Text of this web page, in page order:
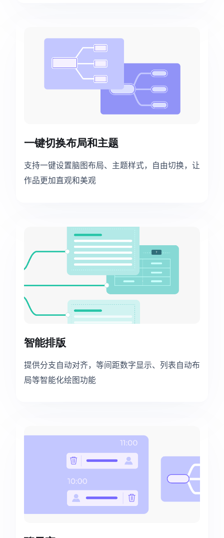
一键切换布局和主题
支持一键设置脑图布局、主题样式，自由切换，让
作品更加直观和美观
智能排版
提供分支自动对齐，等间距数字显示、列表自动布
局等智能化绘图功能